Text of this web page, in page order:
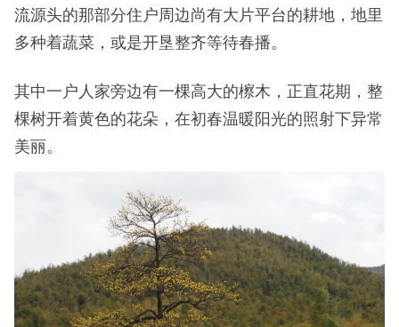
流源头的那部分住户周边尚有大片平台的耕地，地里
多种着蔬菜，或是开垦整齐等待春播。
其中一户人家旁边有一棵高大的檫木，正直花期，整
棵树开着黄色的花朵，在初春温暖阳光的照射下异常
美丽。